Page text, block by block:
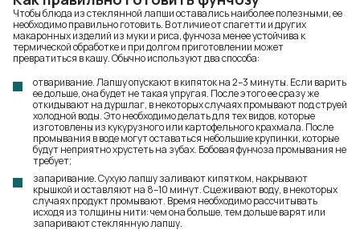
Чтобы блюда из стеклянной лапши оставались наиболее полезными, ее
необходимо правильно готовить. В отличие от спагетти и других
макаронных изделий из муки и риса, фунчоза менее устойчива к
термической обработке и при долгом приготовлении может
превратиться в кашу. Обычно используют два способа:
отваривание. Лапшу опускают в кипяток на 2–3 минуты. Если варить
ее дольше, она будет не такая упругая. После этого ее сразу же
откидывают на дуршлаг, в некоторых случаях промывают под струей
холодной воды. Это необходимо делать для тех видов, которые
изготовлены из кукурузного или картофельного крахмала. После
промывания в воде могут оставаться небольшие крупинки, которые
будут неприятно хрустеть на зубах. Бобовая фунчоза промывания не
требует;
запаривание. Сухую лапшу заливают кипятком, накрывают
крышкой и оставляют на 8–10 минут. Сцеживают воду, в некоторых
случаях продукт промывают. Время необходимо рассчитывать
исходя из толщины нити: чем она больше, тем дольше варят или
запаривают стеклянную лапшу.